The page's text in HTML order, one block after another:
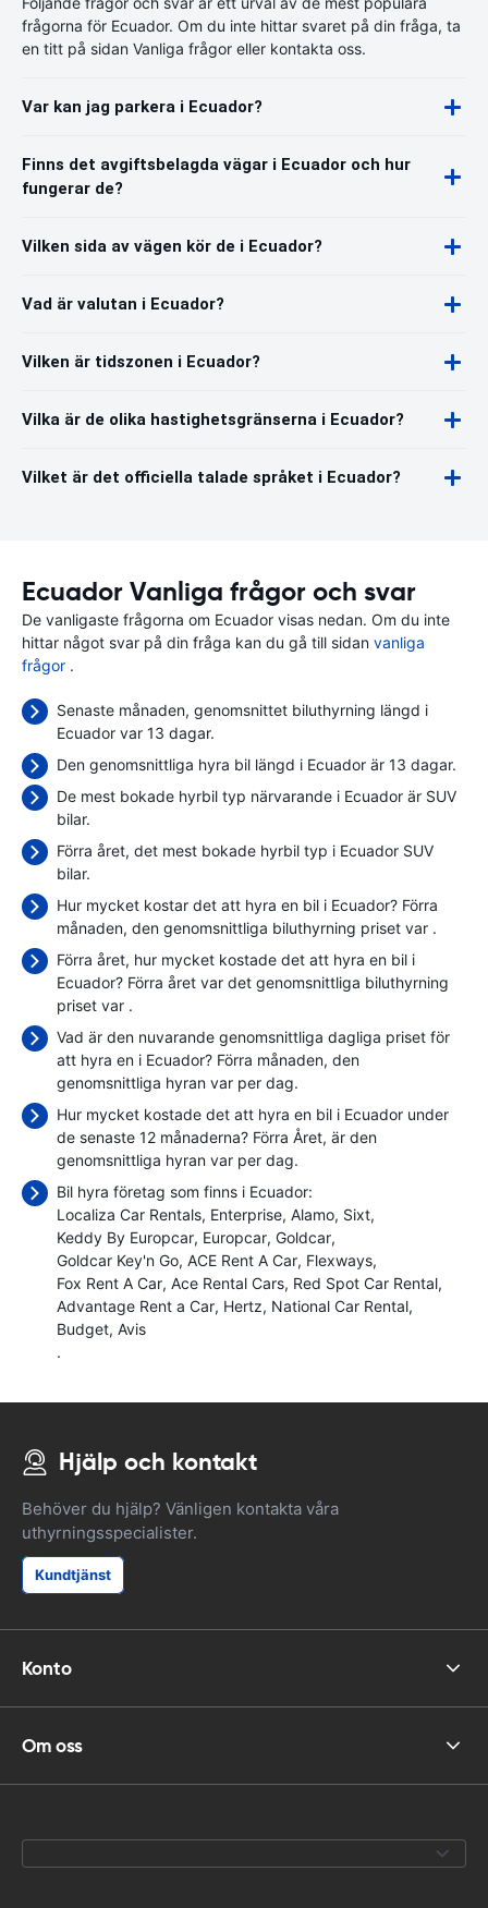
frågorna för Ecuador. Om du inte hittar svaret på din fråga, ta
en titt på sidan Vanliga frågor eller kontakta oss.
Var kan jag parkera i Ecuador?
Finns det avgiftsbelagda vägar i Ecuador och hur
fungerar de?
Vilken sida av vägen kör de i Ecuador?
Vad är valutan i Ecuador?
Vilken är tidszonen i Ecuador?
Vilka är de olika hastighetsgränserna i Ecuador?
Vilket är det officiella talade språket i Ecuador?
Ecuador Vanliga frågor och svar
De vanligaste frågorna om Ecuador visas nedan. Om du inte
hittar något svar på din fråga kan du gå till sidan vanliga
frågor .
Senaste månaden, genomsnittet biluthyrning längd i
Ecuador var 13 dagar.
Den genomsnittliga hyra bil längd i Ecuador är 13 dagar.
De mest bokade hyrbil typ närvarande i Ecuador är SUV
bilar.
Förra året, det mest bokade hyrbil typ i Ecuador SUV
bilar.
Hur mycket kostar det att hyra en bil i Ecuador? Förra
månaden, den genomsnittliga biluthyrning priset var .
Förra året, hur mycket kostade det att hyra en bil i
Ecuador? Förra året var det genomsnittliga biluthyrning
priset var .
Vad är den nuvarande genomsnittliga dagliga priset för
att hyra en i Ecuador? Förra månaden, den
genomsnittliga hyran var per dag.
Hur mycket kostade det att hyra en bil i Ecuador under
de senaste 12 månaderna? Förra Året, är den
genomsnittliga hyran var per dag.
Bil hyra företag som finns i Ecuador:
Localiza Car Rentals Enterprise Alamo Sixt
Keddy By Europcar Europcar Goldcar
Goldcar Key'n Go ACE Rent A Car Flexways
Fox Rent A Car Ace Rental Cars Red Spot Car Rental
Advantage Rent a Car Hertz National Car Rental
Budget Avis
.
Hjälp och kontakt
Behöver du hjälp? Vänligen kontakta våra
uthyrningsspecialister.
Kundtjänst
Konto
Om oss